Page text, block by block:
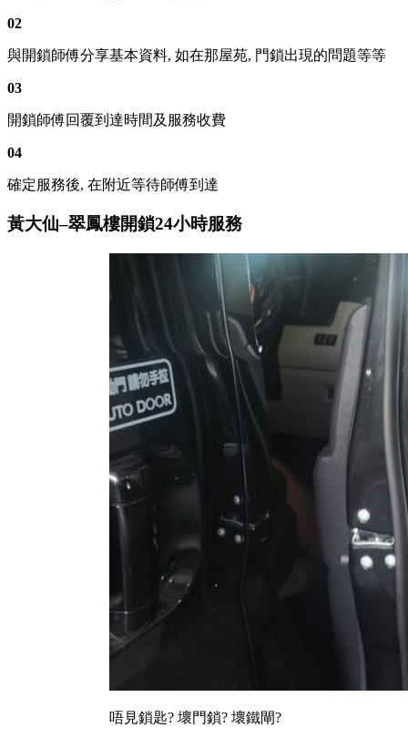
02
與開鎖師傅分享基本資料, 如在那屋苑, 門鎖出現的問題等等
03
開鎖師傅回覆到達時間及服務收費
04
確定服務後, 在附近等待師傅到達
黃大仙–翠鳳樓開鎖24小時服務
唔見鎖匙? 壞門鎖? 壞鐵閘?